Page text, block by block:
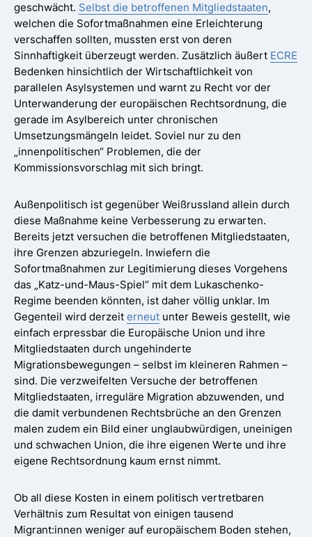
geschwächt. Selbst die betroffenen Mitgliedstaaten,
welchen die Sofortmaßnahmen eine Erleichterung
verschaffen sollten, mussten erst von deren
Sinnhaftigkeit überzeugt werden. Zusätzlich äußert ECRE
Bedenken hinsichtlich der Wirtschaftlichkeit von
parallelen Asylsystemen und warnt zu Recht vor der
Unterwanderung der europäischen Rechtsordnung, die
gerade im Asylbereich unter chronischen
Umsetzungsmängeln leidet. Soviel nur zu den
„innenpolitischen“ Problemen, die der
Kommissionsvorschlag mit sich bringt.
Außenpolitisch ist gegenüber Weißrussland allein durch
diese Maßnahme keine Verbesserung zu erwarten.
Bereits jetzt versuchen die betroffenen Mitgliedstaaten,
ihre Grenzen abzuriegeln. Inwiefern die
Sofortmaßnahmen zur Legitimierung dieses Vorgehens
das „Katz-und-Maus-Spiel“ mit dem Lukaschenko-
Regime beenden könnten, ist daher völlig unklar. Im
Gegenteil wird derzeit erneut unter Beweis gestellt, wie
einfach erpressbar die Europäische Union und ihre
Mitgliedstaaten durch ungehinderte
Migrationsbewegungen – selbst im kleineren Rahmen –
sind. Die verzweifelten Versuche der betroffenen
Mitgliedstaaten, irreguläre Migration abzuwenden, und
die damit verbundenen Rechtsbrüche an den Grenzen
malen zudem ein Bild einer unglaubwürdigen, uneinigen
und schwachen Union, die ihre eigenen Werte und ihre
eigene Rechtsordnung kaum ernst nimmt.
Ob all diese Kosten in einem politisch vertretbaren
Verhältnis zum Resultat von einigen tausend
Migrant:innen weniger auf europäischem Boden stehen,